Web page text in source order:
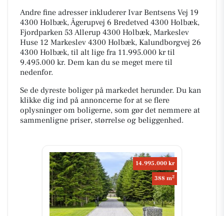
Andre fine adresser inkluderer Ivar Bentsens Vej 19
4300 Holbæk, Ågerupvej 6 Bredetved 4300 Holbæk,
Fjordparken 53 Allerup 4300 Holbæk, Markeslev
Huse 12 Markeslev 4300 Holbæk, Kalundborgvej 26
4300 Holbæk, til alt lige fra 11.995.000 kr til
9.495.000 kr. Dem kan du se meget mere til
nedenfor.
Se de dyreste boliger på markedet herunder. Du kan
klikke dig ind på annoncerne for at se flere
oplysninger om boligerne, som gør det nemmere at
sammenligne priser, størrelse og beliggenhed.
14.995.000 kr
388 m2